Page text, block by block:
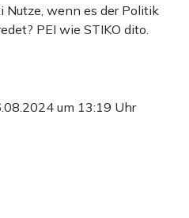
Nutze, wenn es der Politik
PEI wie STIKO dito.
um 13:19 Uhr